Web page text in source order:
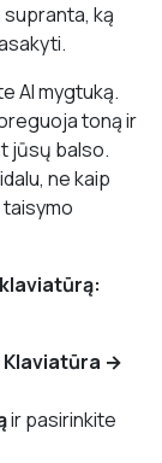
ką
AI mygtuką.
toną ir
jūsų balso.
ne kaip
→
ir pasirinkite